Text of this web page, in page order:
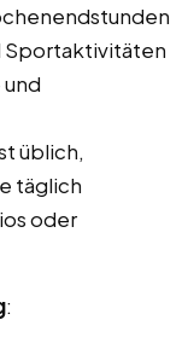
Sportaktivitäten
üblich,
täglich
oder
: